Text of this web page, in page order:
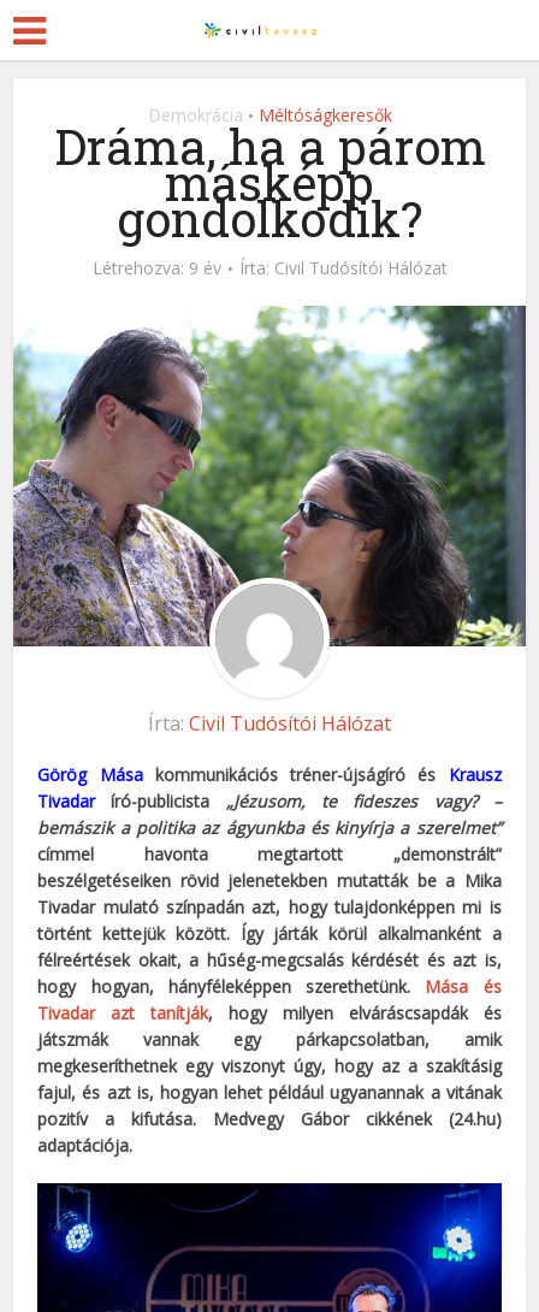
Demokrácia • Méltóságkeresők
Dráma, ha a párom
másképp
gondolkodik?
Létrehozva: 9 év Írta: Civil Tudósítói Hálózat
Írta: Civil Tudósítói Hálózat
Görög Másakommunikációs tréner-újságíró és Krausz
Tivadaríró-publicista „Jézusom, te fideszes vagy? –
bemászik a politika az ágyunkba és kinyírja a szerelmet”
címmel havonta megtartott „demonstrált”
beszélgetéseiken rövid jelenetekben mutatták be a Mika
Tivadar mulató színpadán azt, hogy tulajdonképpen mi is
történt kettejük között. Így járták körül alkalmanként a
félreértések okait, a hűség-megcsalás kérdését és azt is,
hogy hogyan, hányféleképpen szerethetünk. Mása és
Tivadar azt tanítják, hogy milyen elváráscsapdák és
játszmák vannak egy párkapcsolatban, amik
megkeseríthetnek egy viszonyt úgy, hogy az a szakításig
fajul, és azt is, hogyan lehet például ugyanannak a vitának
pozitív a kifutása.
Medvegy Gábor cikkének (24.hu)
adaptációja.